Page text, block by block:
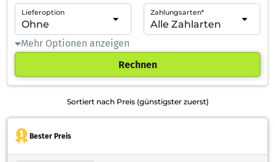
Lieferoption Zahlungsarten*
Mehr Optionen anzeigen
Rechnen
Sortiert nach Preis (günstigster zuerst)
Bester Preis